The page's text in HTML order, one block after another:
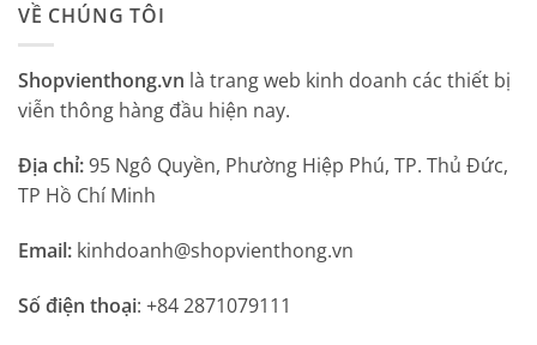
VỀ CHÚNG TÔI
Shopvienthong.vn là trang web kinh doanh các thiết bị
viễn thông hàng đầu hiện nay.
Địa chỉ:95 Ngô Quyền, Phường Hiệp Phú, TP. Thủ Đức,
TP Hồ Chí Minh
Email: kinhdoanh@shopvienthong.vn
Số điện thoại: +84 2871079111